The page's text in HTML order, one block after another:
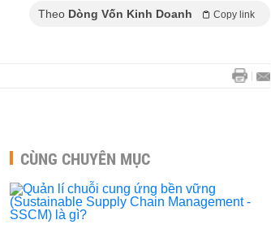
Theo Dòng Vốn Kinh Doanh Copy link
CÙNG CHUYÊN MỤC